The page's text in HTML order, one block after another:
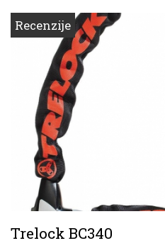
Recenzije
Trelock BC340